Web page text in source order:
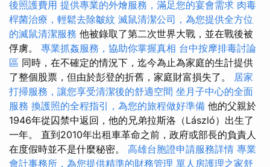
後照護費用 提供專業的外燴服務，滿足您的宴會需求 肉毒
桿菌治療，輕鬆去除皺紋 滅鼠清潔公司，為您提供全方位
的滅鼠清潔服務 他被錄取了第二次世界大戰，並在戰後被
俘虜。 專業抓姦服務，協助你掌握真相 台中按摩排毒討論
區 同時，在不確定的情況下，迄今為止為家庭的生計提供
了整個股票，但由於彭登的折舊，家庭財富損失了。 居家
打掃服務，讓您享受清潔後的舒適空間 坐月子中心的全面
服務 換護照的全程指引，為您的旅程做好準備 他的父親於
1946年從囚禁中返回，他的兄弟拉斯洛（László）出生了
一年。 直到2010年出租車革命之前，政府或部長的負責人
在度假時並不是什麼秘密。 高雄台胞證申請服務詳情 專業
會計事務所，為您提供精準的財務管理 單人房護理之家舒